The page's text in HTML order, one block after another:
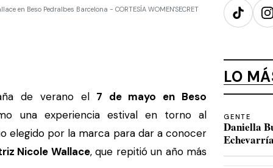
en Beso Pedralbes Barcelona - CORTESÍA WOMEN'SECRET
de verano el7 de mayo en Beso
una experiencia estival en torno al
elegido por la marca para dar a conocer
Nicole Wallace, que repitió un año más
TikTok
LO
GENTE
Daniella